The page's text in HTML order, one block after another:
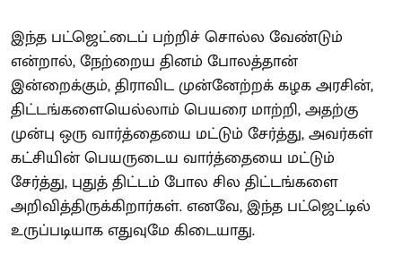
இந்த பட்ஜெட்டைப் பற்றிச் சொல்ல வேண்டும்
என்றால், நேற்றைய தினம் போலத்தான்
இன்றைக்கும், திராவிட முன்னேற்றக் கழக அரசின்,
திட்டங்களையெல்லாம் பெயரை மாற்றி, அதற்கு
முன்பு ஒரு வார்த்தையை மட்டும் சேர்த்து, அவர்கள்
கட்சியின் பெயருடைய வார்த்தையை மட்டும்
சேர்த்து, புதுத் திட்டம் போல சில திட்டங்களை
அறிவித்திருக்கிறார்கள். எனவே, இந்த பட்ஜெட்டில்
உருப்படியாக எதுவுமே கிடையாது.